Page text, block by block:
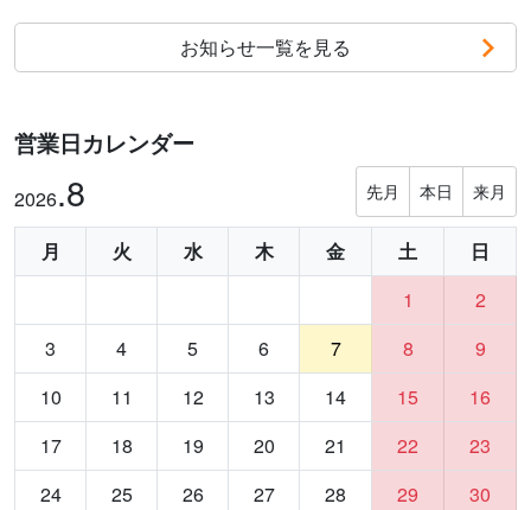
お知らせ一覧を見る
営業日カレンダー
2026.8 先月 本日 来月
月 火 水 木 金 土
日
1
2
3
4 5 6 7 8
9
10
11 12 13 14 15
16
17
18 19 20 21 22
23
24
25 26 27 28 29
30